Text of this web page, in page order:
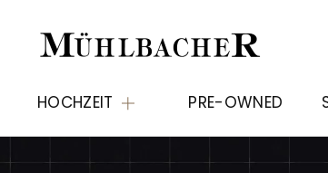
HOCHZEIT PRE-OWNED